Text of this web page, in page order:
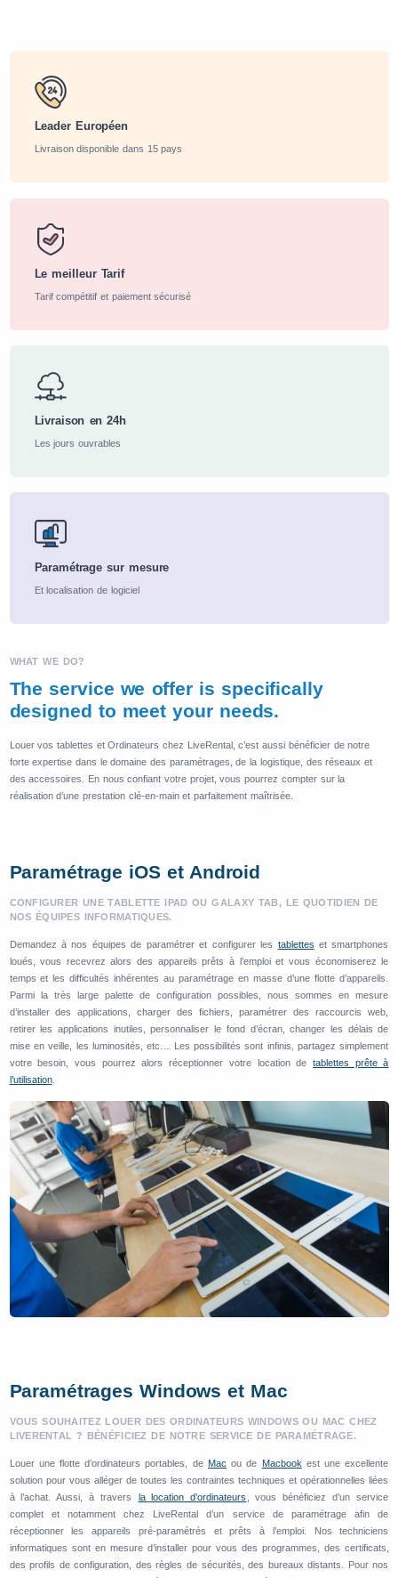
Leader Européen
Livraison disponible dans 15 pays
Le meilleur Tarif
Tarif compétitif et paiement sécurisé
Livraison en 24h
Les jours ouvrables
Paramétrage sur mesure
Et localisation de logiciel
WHAT WE DO?
The service we offer is specifically
designed to meet your needs.
Louer vos tablettes et Ordinateurs chez LiveRental, c’est aussi bénéficier de notre
forte expertise dans le domaine des paramétrages, de la logistique, des réseaux et
des accessoires. En nous confiant votre projet, vous pourrez compter sur la
réalisation d’une prestation clé-en-main et parfaitement maîtrisée.
Paramétrage iOS et Android
CONFIGURER UNE TABLETTE IPAD OU GALAXY TAB, LE QUOTIDIEN DE
NOS ÉQUIPES INFORMATIQUES.
Demandez à nos équipes de paramétrer et configurer les tablettes et smartphones
loués, vous recevrez alors des appareils prêts à l’emploi et vous économiserez le
temps et les difficultés inhérentes au paramétrage en masse d’une flotte d’appareils.
Parmi la très large palette de configuration possibles, nous sommes en mesure
d’installer des applications, charger des fichiers, paramétrer des raccourcis web,
retirer les applications inutiles, personnaliser le fond d’écran, changer les délais de
mise en veille, les luminosités, etc… Les possibilités sont infinis, partagez simplement
votre besoin, vous pourrez alors réceptionner votre location detablettes prête à
l’utilisation.
Paramétrages Windows et Mac
VOUS SOUHAITEZ LOUER DES ORDINATEURS WINDOWS OU MAC CHEZ
LIVERENTAL ? BÉNÉFICIEZ DE NOTRE SERVICE DE PARAMÉTRAGE.
Louer une flotte d’ordinateurs portables, de Mac ou de Macbook est une excellente
solution pour vous alléger de toutes les contraintes techniques et opérationnelles liées
à l’achat. Aussi, à travers la location d’ordinateurs
, vous bénéficiez d’un service
complet et notamment chez LiveRental d’un service de paramétrage afin de
réceptionner les appareils pré-paramétrés et prêts à l’emploi. Nos techniciens
informatiques sont en mesure d’installer pour vous des programmes, des certificats,
des profils de configuration, des règles de sécurités, des bureaux distants. Pour nos